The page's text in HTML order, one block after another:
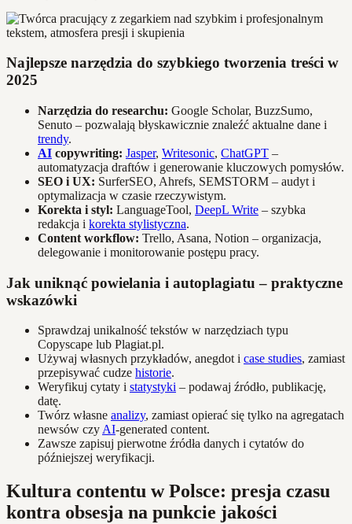
Najlepsze narzędzia do szybkiego tworzenia treści w
2025
Narzędzia do researchu: Google Scholar, BuzzSumo,
Senuto – pozwalają błyskawicznie znaleźć aktualne dane i
trendy.
AI copywriting: Jasper, Writesonic, ChatGPT –
automatyzacja draftów i generowanie kluczowych pomysłów.
SEO i UX: SurferSEO, Ahrefs, SEMSTORM – audyt i
optymalizacja w czasie rzeczywistym.
Korekta i styl: LanguageTool, DeepL Write – szybka
redakcja i korekta stylistyczna.
Content workflow: Trello, Asana, Notion – organizacja,
delegowanie i monitorowanie postępu pracy.
Jak uniknąć powielania i autoplagiatu – praktyczne
wskazówki
Sprawdzaj unikalność tekstów w narzędziach typu
Copyscape lub Plagiat.pl.
Używaj własnych przykładów, anegdot i case studies, zamiast
przepisywać cudze historie.
Weryfikuj cytaty i statystyki – podawaj źródło, publikację,
datę.
Twórz własne analizy, zamiast opierać się tylko na agregatach
newsów czyAI-generated content.
Zawsze zapisuj pierwotne źródła danych i cytatów do
późniejszej weryfikacji.
Kultura contentu w Polsce: presja czasu
kontra obsesja na punkcie jakości